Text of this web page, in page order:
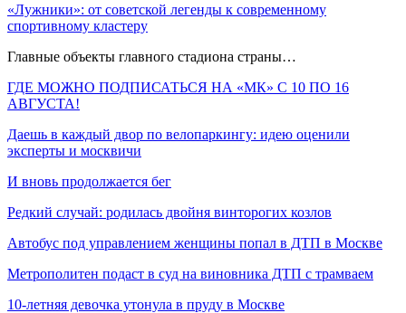
«Лужники»: от советской легенды к современному
спортивному кластеру
Главные объекты главного стадиона страны…
ГДЕ МОЖНО ПОДПИСАТЬСЯ НА «МК» С 10 ПО 16
АВГУСТА!
Даешь в каждый двор по велопаркингу: идею оценили
эксперты и москвичи
И вновь продолжается бег
Редкий случай: родилась двойня винторогих козлов
Автобус под управлением женщины попал в ДТП в Москве
Метрополитен подаст в суд на виновника ДТП с трамваем
10-летняя девочка утонула в пруду в Москве